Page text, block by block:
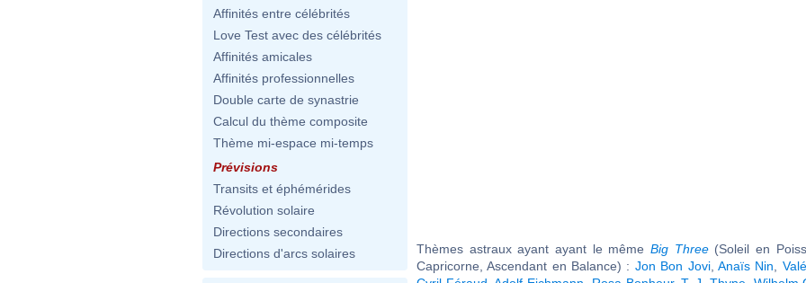
Affinités entre célébrités
Love Test avec des célébrités
Affinités amicales
Affinités professionnelles
Double carte de synastrie
Calcul du thème composite
Thème mi-espace mi-temps
Prévisions
Transits et éphémérides
Révolution solaire
Directions secondaires
Directions d'arcs solaires
Thèmes astraux ayant ayant le même Big Three(Soleil en
Capricorne, Ascendant en Balance) : Jon Bon Jovi, Anaïs Nin